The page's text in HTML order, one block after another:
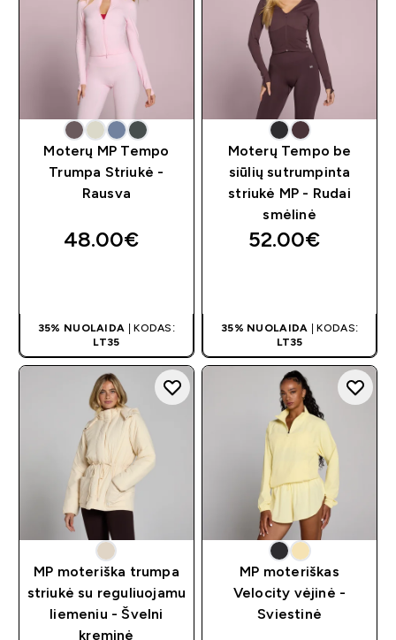
Moterų MP Tempo
Trumpa Striukė -
Rausva
48.00€‎
35% NUOLAIDA | KODAS:
LT35
Moterų Tempo be
siūlių sutrumpinta
striukė MP - Rudai
smėlinė
52.00€‎
35% NUOLAIDA | KODAS:
LT35
MP moteriška trumpa
striukė su reguliuojamu
liemeniu - Švelni
kreminė
MP moteriškas
Velocity vėjinė -
Sviestinė